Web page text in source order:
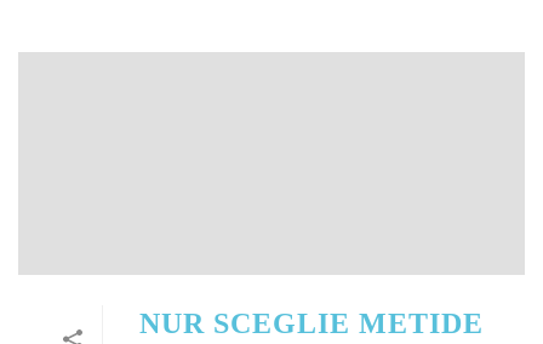
NUR SCEGLIE METIDE